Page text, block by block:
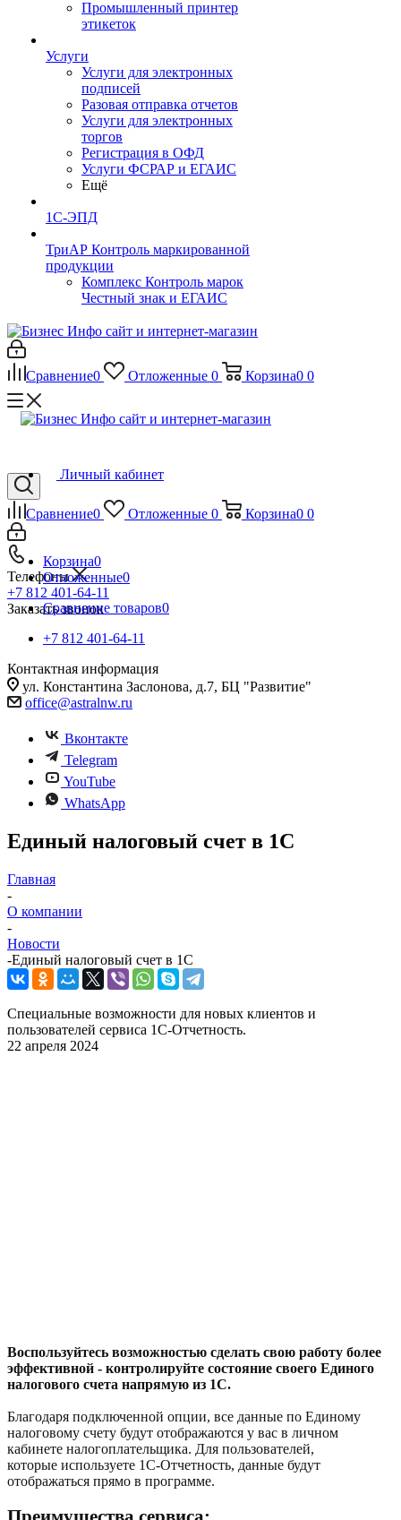
Промышленный принтер
этикеток
Услуги
Услуги для электронных
подписей
Разовая отправка отчетов
Услуги для электронных
торгов
Регистрация в ОФД
Услуги ФСРАР и ЕГАИС
Ещё
1С-ЭПД
ТриАР Контроль маркированной
продукции
Комплекс Контроль марок
Честный знак и ЕГАИС
Сравнение0 Отложенные 0 Корзина0 0
Сравнение0 Отложенные 0 Корзина0 0
Телефоны
+7 812 401-64-11
Заказать звонок
Личный кабинет
Корзина0
Отложенные0
Сравнение товаров0
+7 812 401-64-11
Контактная информация
ул. Константина Заслонова, д.7, БЦ "Развитие"
office@astralnw.ru
Вконтакте
Telegram
YouTube
WhatsApp
Единый налоговый счет в 1С
Главная
-
О компании
-
Новости
-Единый налоговый счет в 1С
Специальные возможности для новых клиентов и
пользователей сервиса 1С-Отчетность.
22 апреля 2024
Воспользуйтесь возможностью сделать свою работу более
эффективной - контролируйте состояние своего Единого
налогового счета напрямую из 1С.
Благодаря подключенной опции, все данные по Единому
налоговому счету будут отображаются у вас в личном
кабинете налогоплательщика. Для пользователей,
которые используете 1С-Отчетность, данные будут
отображаться прямо в программе.